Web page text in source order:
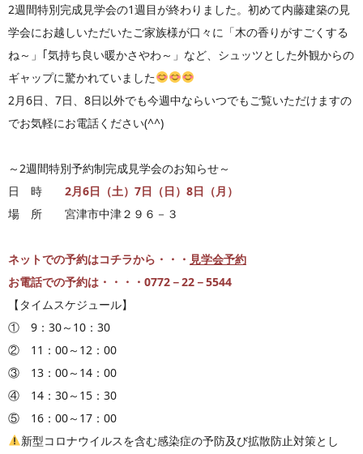
2週間特別完成見学会の1週目が終わりました。初めて内藤建築の見
学会にお越しいただいたご家族様が口々に「木の香りがすごくする
ね～」｢気持ち良い暖かさやわ～」など、シュッツとした外観からの
ギャップに驚かれていました
2月6日、7日、8日以外でも今週中ならいつでもご覧いただけますの
でお気軽にお電話ください(^^)
～2週間特別予約制完成見学会のお知らせ～
日 時 2月6日（土）7日（日）8日（月）
場 所 宮津市中津２９６－３
ネットでの予約はコチラから・・・ 見学会予約
お電話での予約は・・・・0772－22－5544
【タイムスケジュール】
① 9：30～10：30
② 11：00～12：00
③ 13：00～14：00
④ 14：30～15：30
⑤ 16：00～17：00
新型コロナウイルスを含む感染症の予防及び拡散防止対策とし